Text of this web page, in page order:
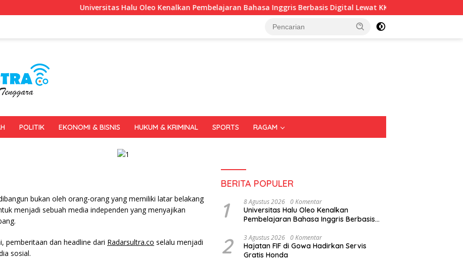
Universitas Halu Oleo Kenalkan Pembelajaran Bahasa Inggris Berbasis Digital Lewat KKN Tematik di Desa Alebo
POLITIK EKONOMI & BISNIS HUKUM & KRIMINAL SPORTS RAGAM
bukan oleh orang-orang yang memiliki latar belakang
menjadi sebuah media independen yang menyajikan
pemberitaan dan headline dari Radarsultra.co selalu menjadi
sosial.
BERITA POPULER
1 8 Agustus 2026 0 Komentar
Universitas Halu Oleo Kenalkan
Pembelajaran Bahasa Inggris Berbasis
2 3 Agustus 2026 0 Komentar
Hajatan FIF di Gowa Hadirkan Servis
Gratis Honda